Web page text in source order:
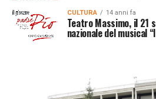
CULTURA 14 anni fa
Teatro Massimo, il 21
nazionale del musical